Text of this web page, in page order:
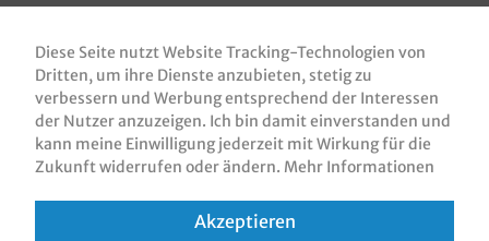
ZUBEHÖR
Diese Seite nutzt Website Tracking-Technologien von
Dritten, um ihre Dienste anzubieten, stetig zu
verbessern und Werbung entsprechend der Interessen
der Nutzer anzuzeigen. Ich bin damit einverstanden und
kann meine Einwilligung jederzeit mit Wirkung für die
Zukunft widerrufen oder ändern. Mehr Informationen
Akzeptieren